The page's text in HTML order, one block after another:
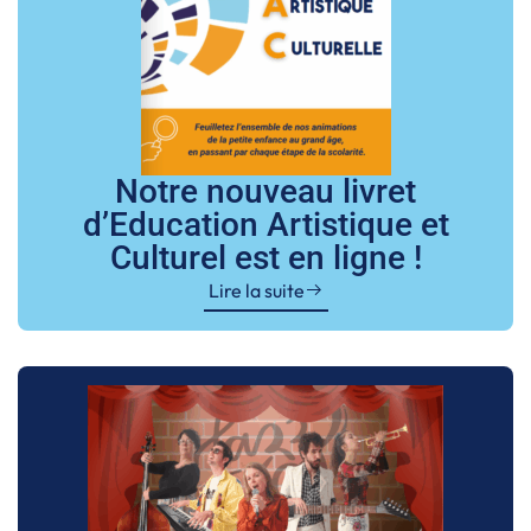
Notre nouveau livret
d’Education Artistique et
Culturel est en ligne !
Lire la suite